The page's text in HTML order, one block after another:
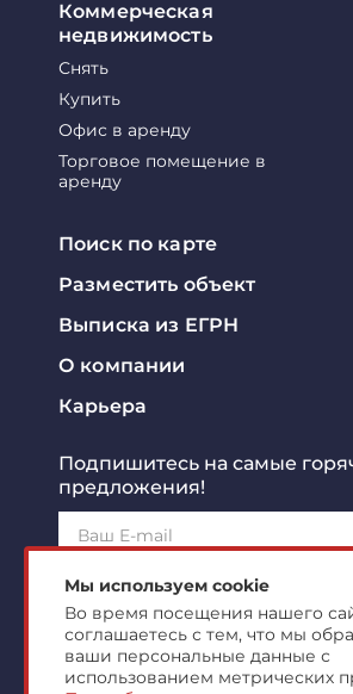
Коммерческая
недвижимость
Снять
Купить
Офис в аренду
Торговое помещение в
аренду
Поиск по карте
Разместить объект
Выписка из ЕГРН
О компании
Карьера
Подпишитесь на самые
предложения!
Подписаться!
Я ознакомлен сполитикой
согласен наобработку
Мы используем cookie
Во время посещения нашего
соглашаетесь с тем, что мы
ваши персональные данные с
использованием метрических